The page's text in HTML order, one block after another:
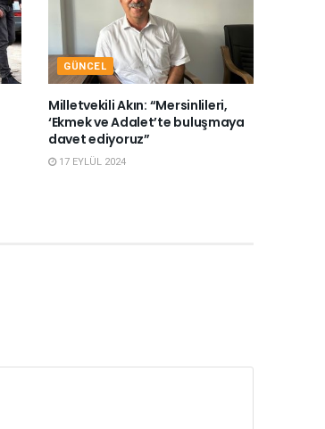
GÜNCEL
Milletvekili Akın: “Mersinlileri,
‘Ekmek ve Adalet’te buluşmaya
davet ediyoruz”
17 EYLÜL 2024